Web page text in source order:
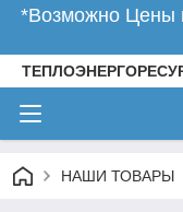
*Возможно Цены
НАШИ ТОВАРЫ